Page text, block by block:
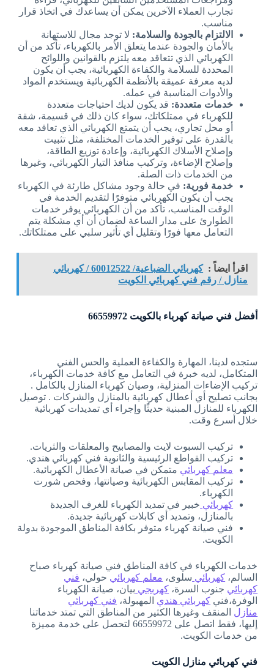
تجارب العملاء الآخرين يمكن أن يساعدك في اتخاذ قرار
مناسب.
الالتزام بالجودة والسلامة: لا توجد مجال للاستهانة
بالأمان والجودة عندما يتعلق الأمر بالكهرباء، تأكد من أن
الكهربائي الذي تتعاقد معه يلتزم بالقوانين واللوائح
المحددة للسلامة والكفاءة الكهربائية، يجب أن يكون
لديه معرفة عميقة بالأنظمة الكهربائية ويستخدم المواد
والأدوات المناسبة في عمله.
خدمات متعددة: قد يكون لديك احتياجات متعددة
للكهرباء في ممتلكاتك، سواء كان ذلك في قسيمة، شقة
أو محل تجاري، يجب أن يتمتع الكهربائي الذي تعاقد معه
بالقدرة على توفير الخدمات المختلفة، مثل تثبيت
وإصلاح الأسلاك الكهربائية، وإعادة توزيع الطاقة،
وإصلاح الإضاءة، وتركيب منافذ التيار الكهربائي، وغيرها
من الخدمات ذات الصلة.
خدمة فورية: في حالة وجود مشاكل طارئة في الكهرباء
يجب أن يكون الكهربائي متوفرًا لتقديم الخدمة في
الوقت المناسب، تأكد من أن الكهربائي يوفر خدمات
الطوارئ على مدار الساعة لضمان أن أي مشكلة يتم
التعامل معها فورًا وتقليل أي تأثير سلبي على ممتلكاتك.
اقرأ ايضاً :
كهربائي الضباعية/ 60012522 / كهربائي
منازل / رقم فني كهربائي الكويت
أفضل فني صيانة كهرباء بالكويت 66559972
ستجده لدينا، المهارة والكفاءة العملية والحس الفني
المتكامل، لديه خبرة في التعامل مع كافة خدمات الكهرباء،
تركيب الإضاءات المنزلية، وصيان كهرباء المنازل بالكامل .
بجانب تصليح أي أعطال كهربائية بالمنازل والشركات . توصيل
الكهرباء للمنازل المبنية حديثًا وإجراء أي تمديدات كهربائية
خلال أسرع وقت.
تركيب السبوت لايت والمصابيح والمعلقات والثريات.
تركيب القواطع الرئيسية والثانوية فني كهربائي هندي.
معلم كهربائي متمكن في صيانة الأعطال الكهربائية.
تركيب المقابس الكهربائية وصيانتها، وفحص شورت
الكهرباء.
كهربائي خبير في تمديد الكهرباء للغرف الجديدة
بالمنازل، وتمديد أي كابلات كهربائية جديدة.
فني صيانة كهرباء متوفر بكافة المناطق الموجودة بدولة
الكويت.
خدمات الكهرباء في كافة المناطق فني صيانة كهرباء صباح
السالم، كهربائي سلوى، معلم كهربائي حولي، فني
كهربائي جنوب السرة، كهربجي بيان، صيانة الكهرباء
الوفرة،فني كهربائي هندي المهبولة، فني كهربائي
منازل المنقف وغيرها الكثير من المناطق التي تمتد خدماتنا
إليها، فقط اتصل على 66559972 لتحصل على خدمة مميزة
من خدمات الكويت.
فني كهربائي منازل الكويت